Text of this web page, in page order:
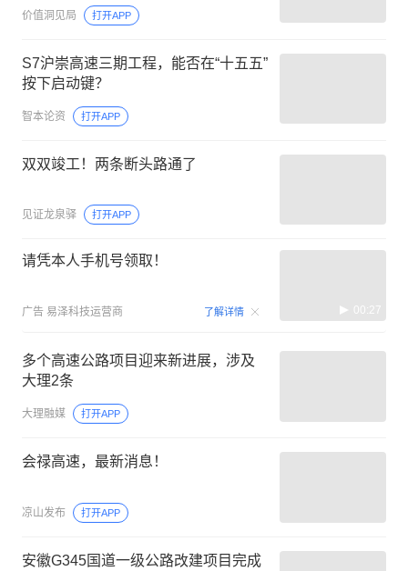
价值洞见局 打开APP
S7沪崇高速三期工程，能否在“十五五”
按下启动键？
智本论资 打开APP
双双竣工！两条断头路通了
见证龙泉驿 打开APP
请凭本人手机号领取！
广告 易泽科技运营商 了解详情 00:27
多个高速公路项目迎来新进展，涉及
大理2条
大理融媒 打开APP
会禄高速，最新消息！
凉山发布 打开APP
安徽G345国道一级公路改建项目完成